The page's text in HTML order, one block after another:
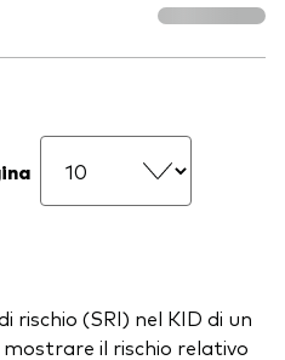
rischio (SRI) nel KID di un
il rischio relativo